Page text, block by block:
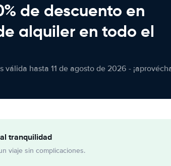
de descuento en
alquiler en todo el
válida hasta 11 de agosto de 2026 -
tranquilidad
viaje sin complicaciones.